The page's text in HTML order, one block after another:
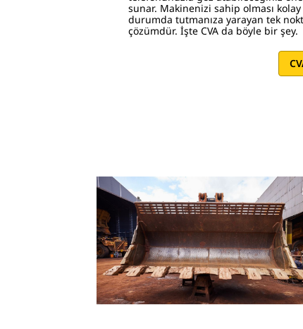
sunar. Makinenizi sahip olması kolay
durumda tutmanıza yarayan tek
çözümdür. İşte CVA da böyle bir şey.